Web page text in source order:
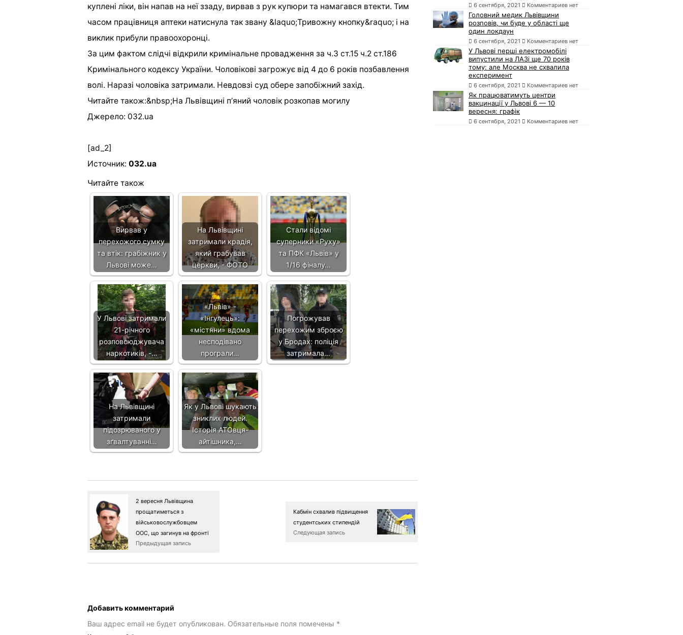
куплені ліки, він напав на неї ззаду, вирвав з рук купюри та намагався втекти. Тим
часом працівниця аптеки натиснула так звану &laquo;Тривожну кнопку&raquo; і на
виклик прибули правоохоронці.
За цим фактом слідчі відкрили кримінальне провадження за ч.3 ст.15 ч.2 ст.186
Кримінального кодексу України. Чоловікові загрожує від 4 до 6 років позбавлення
волі. Наразі чоловіка затримали. Невдовзі суд обере запобіжний захід.
Читайте також:&nbsp;На Львівщині пʼяний чоловік розкопав могилу
Джерело: 032.ua
[ad_2]
Источник: 032.ua
Читайте також
Вирвав у
перехожого сумку
та втік: грабіжник у
Львові може…
На Львівщині
затримали крадія,
який грабував
церкви, - ФОТО
Стали відомі
суперники «Руху»
та ПФК «Львів» у
1/16 фіналу…
У Львові затримали
21-річного
розповсюджувача
наркотиків, -…
«Львів» -
«Інгулець»:
«містяни» вдома
несподівано
програли…
Погрожував
перехожим зброєю
у Бродах: поліція
затримала…
На Львівщині
затримали
підозрюваного у
зґвалтуванні…
Як у Львові шукають
зниклих людей.
Історія АТОвця-
айтішника,…
2 вересня Львівщина
прощатиметься з
військовослужбовцем
ООС, що загинув на фронті
Предыдущая запись
Кабмін схвалив підвищення
студентських стипендій
Следующая запись
Добавить комментарий
Ваш адрес email не будет опубликован. Обязательные поля помечены *
6 сентября, 2021 Комментариев нет
Головний медик Львівщини
розповів, чи буде у області ще
один локдаун
6 сентября, 2021 Комментариев нет
У Львові перші електромобілі
випустили на ЛАЗі ще 70 років
тому: але Москва не схвалила
експеримент
6 сентября, 2021 Комментариев нет
Як працюватимуть центри
вакцинації у Львові 6 — 10
вересня: графік
6 сентября, 2021 Комментариев нет